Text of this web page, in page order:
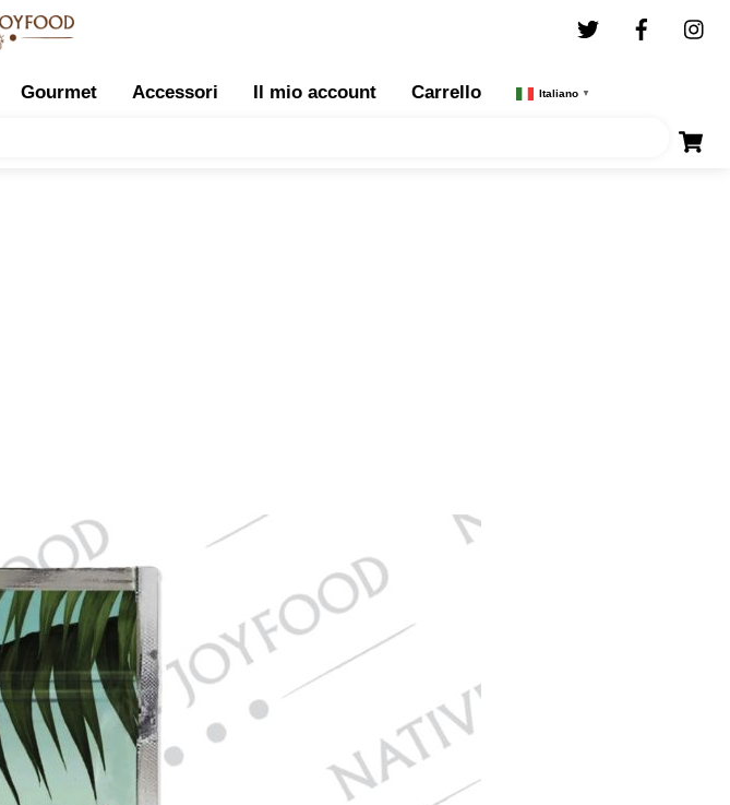
Twitter
Gourmet Accessori Il mio account Carrello Italiano ▼